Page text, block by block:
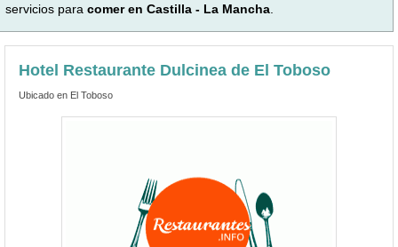
servicios para comer en Castilla - La Mancha
Hotel Restaurante Dulcinea de El Toboso
Ubicado en El Toboso